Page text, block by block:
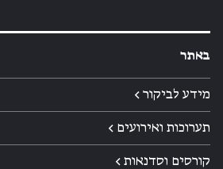
באתר
מידע לביקור ←
תערוכות ואירועים ←
קורסים וסדנאות ←